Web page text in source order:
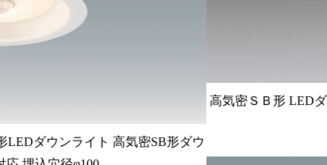
LEDダウンライト 高気密SB形ダウ
高気密ＳＢ形 LED